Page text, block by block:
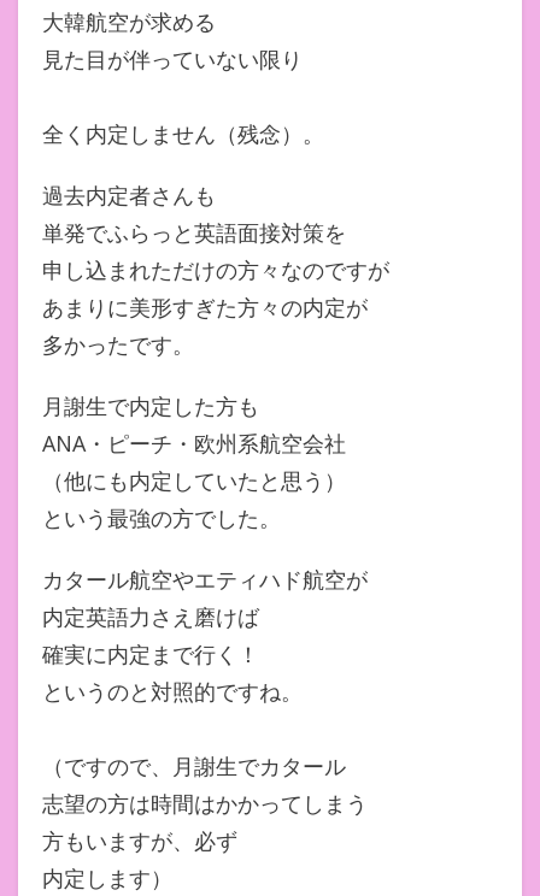
大韓航空が求める
見た目が伴っていない限り
全く内定しません（残念）。
過去内定者さんも
単発でふらっと英語面接対策を
申し込まれただけの方々なのですが
あまりに美形すぎた方々の内定が
多かったです。
月謝生で内定した方も
ANA・ピーチ・欧州系航空会社
（他にも内定していたと思う）
という最強の方でした。
カタール航空やエティハド航空が
内定英語力さえ磨けば
確実に内定まで行く！
というのと対照的ですね。
（ですので、月謝生でカタール
志望の方は時間はかかってしまう
方もいますが、必ず
内定します）